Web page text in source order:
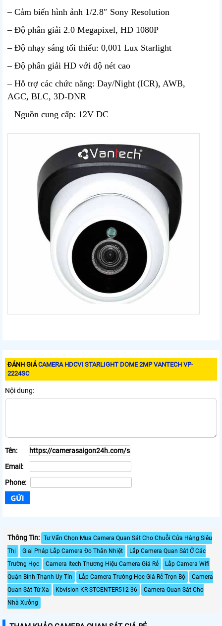
– Cảm biến hình ảnh 1/2.8″ Sony Resolution
– Độ phân giải 2.0 Megapixel, HD 1080P
– Độ nhạy sáng tối thiểu: 0,001 Lux Starlight
– Độ phân giải HD với độ nét cao
– Hỗ trợ các chức năng: Day/Night (ICR), AWB,
AGC, BLC, 3D-DNR
– Nguồn cung cấp: 12V DC
ĐÁNH GIÁCAMERA HDCVI STARLIGHT DOME 2MP VANTECH VP-
2224SC
Nội dung:
Tên:
Email:
Phone:
Thông Tin: Tư Vấn Chọn Mua Camera Quan Sát Cho Chuỗi Cửa Hàng Siêu
Thị
Giai Pháp Lắp Camera Đo Thân Nhiệt
Lắp Camera Quan Sát Ở Các
Trường Học
Camera Itech Thương Hiệu Camera Giá Rẻ
Lắp Camera Wifi
Quận Bình Thạnh Uy Tín
Lắp Camera Trường Học Giá Rẻ Trọn Bộ
Camera
Quan Sát Từ Xa
Kbvision KR-STCENTER512-36
Camera Quan Sát Cho
Nhà Xưởng